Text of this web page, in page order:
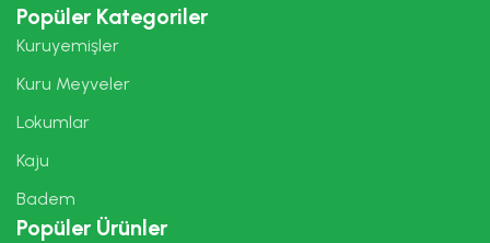
Popüler Kategoriler
Kuruyemişler
Kuru Meyveler
Lokumlar
Kaju
Badem
Popüler Ürünler